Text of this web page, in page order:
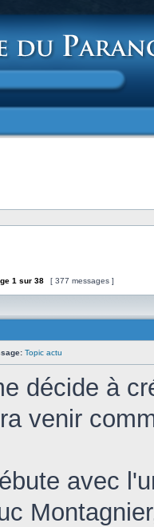
1 sur 38 [ 377 messages ]
Topic actu
décide à
venir
avec